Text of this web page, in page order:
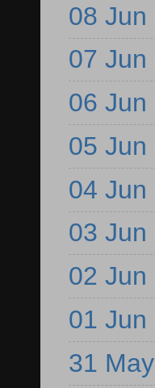
08 Jun
07 Jun
06 Jun
05 Jun
04 Jun
03 Jun
02 Jun
01 Jun
31 May